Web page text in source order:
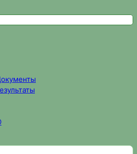
ориентирования Омской области
в Омске, результаты